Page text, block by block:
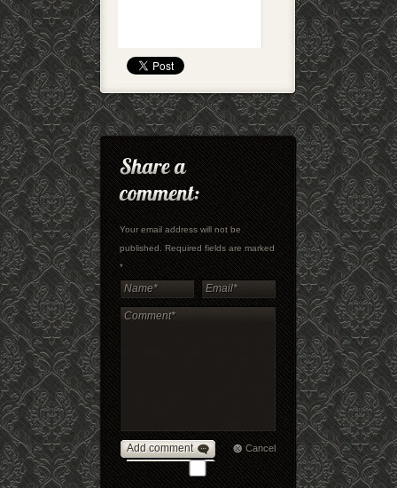
Your email address will not be
published. Required fields are marked
*
Add comment Cancel